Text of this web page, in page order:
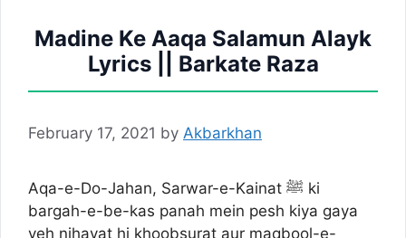
Madine Ke Aaqa Salamun Alayk
Lyrics || Barkate Raza
February 17, 2021 by Akbarkhan
Aqa-e-Do-Jahan, Sarwar-e-Kainat ﷺ ki
bargah-e-be-kas panah mein pesh kiya gaya
yeh nihayat hi khoobsurat aur maqbool-e-